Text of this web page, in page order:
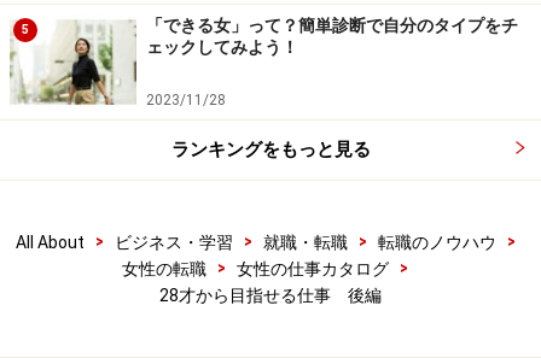
5
「できる女」って？簡単診断で自分のタイプをチ
ェックしてみよう！
2023/11/28
ランキングをもっと見る
All About > ビジネス・学習 > 就職・転職 > 転職のノウハウ
>
女性の転職
> 女性の仕事カタログ
>
28才から目指せる仕事 後編